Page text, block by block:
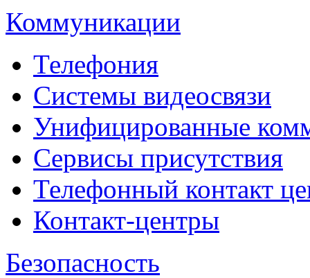
Коммуникации
Телефония
Системы видеосвязи
Унифицированные
Сервисы присутствия
Телефонный контакт
Контакт-центры
Безопасность